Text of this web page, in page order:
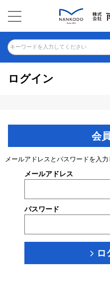
キーワードを入力してください
ログイン
会
メールアドレスとパスワードを入力
メールアドレス
パスワード